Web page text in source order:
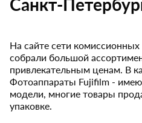
На сайте сети
собрали большой
привлекательным ценам. В
Фотоаппараты Fujifilm -
модели, многие товары
упаковке.